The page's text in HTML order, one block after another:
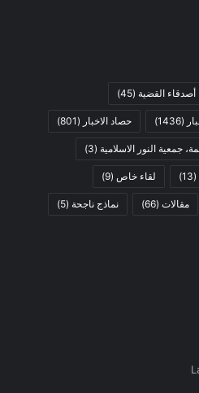
أصدقاء القضية (45)
(1436) حصاد الاخبار (801)
جمعية النور الاسلامية (3)
(13) لقاء خاص (9)
مقالات (66) نماذج ناجحة (5)